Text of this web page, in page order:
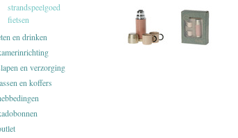
strandspeelgoed
fietsen
en drinken
en verzorging
en koffers